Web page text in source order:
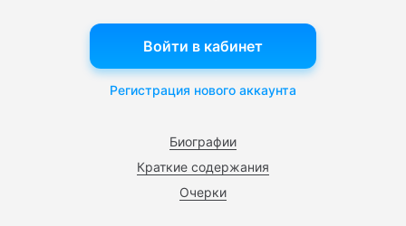
Биографии
Краткие содержания
Очерки
Войти в кабинет
Регистрация нового аккаунта